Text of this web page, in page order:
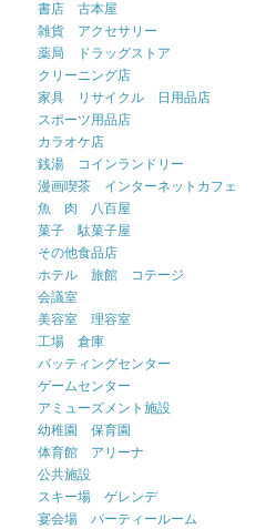
書店 古本屋
雑貨 アクセサリー
薬局 ドラッグストア
クリーニング店
家具 リサイクル 日用品店
スポーツ用品店
カラオケ店
銭湯 コインランドリー
漫画喫茶 インターネットカフェ
魚 肉 八百屋
菓子 駄菓子屋
その他食品店
ホテル 旅館 コテージ
会議室
美容室 理容室
工場 倉庫
バッティングセンター
ゲームセンター
アミューズメント施設
幼稚園 保育園
体育館 アリーナ
公共施設
スキー場 ゲレンデ
宴会場 パーティールーム